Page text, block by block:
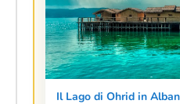
Il Lago di Ohrid in